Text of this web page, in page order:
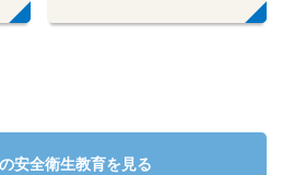
安全衛生教育を見る